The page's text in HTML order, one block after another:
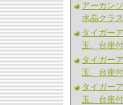
アーカン
水晶クラス
タイガー
玉、台座付
タイガー
玉、台座付
タイガー
玉、台座付